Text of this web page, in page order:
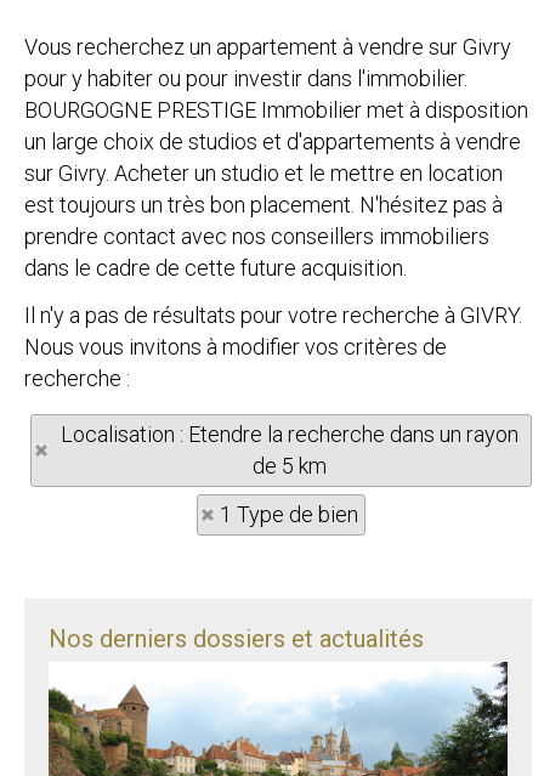
Vous recherchez un appartement à vendre sur Givry
pour y habiter ou pour investir dans l'immobilier.
BOURGOGNE PRESTIGE Immobilier met à disposition
un large choix de studios et d'appartements à vendre
sur Givry. Acheter un studio et le mettre en location
est toujours un très bon placement. N'hésitez pas à
prendre contact avec nos conseillers immobiliers
dans le cadre de cette future acquisition.
Il n'y a pas de résultats pour votre recherche à GIVRY.
Nous vous invitons à modifier vos critères de
recherche :
Localisation : Etendre la recherche dans un rayon
de 5 km
1 Type de bien
Nos derniers dossiers et actualités